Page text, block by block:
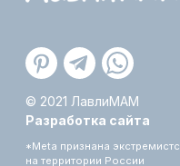
ИНФОРМАЦИЯ
О бренде
Оплата и доставка
Обмен и возврат